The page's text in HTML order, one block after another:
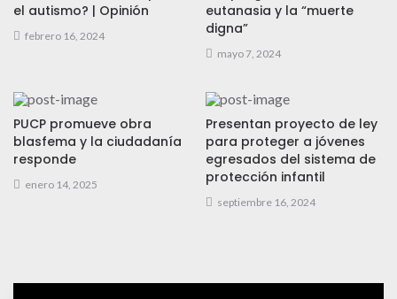
el autismo? | Opinión
febrero 16, 2024
eutanasia y la “muerte
digna”
mayo 7, 2024
PUCP promueve obra
blasfema y la ciudadanía
responde
enero 14, 2025
Presentan proyecto de ley
para proteger a jóvenes
egresados del sistema de
protección infantil
septiembre 16, 2024